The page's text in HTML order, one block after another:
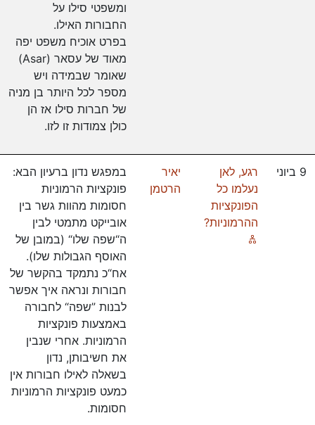
ומשפטי סילו על
החבורות האילו.
בפרט אוכיח משפט יפה
מאוד של עסאר (Asar)
שאומר שבמידה ויש
מספר לכל היותר בן מניה
של חברות סילו אז הן
כולן צמודות זו לזו.
9 ביוני
רגע, לאן
נעלמו כל
הפונקציות
ההרמוניות?
יאיר
הרטמן
במפגש נדון ברעיון הבא:
פונקציות הרמוניות
חסומות מהוות גשר בין
אובייקט מתמטי לבין
ה“שפה שלו“ (במובן של
האוסף הגבולות שלו).
אח“כ נתמקד בהקשר של
חבורות ונראה איך אפשר
לבנות ”שפה“ לחבורה
באמצעות פונקציות
הרמוניות. אחרי שנבין
את חשיבותן, נדון
בשאלה לאילו חבורות אין
כמעט פונקציות הרמוניות
חסומות.